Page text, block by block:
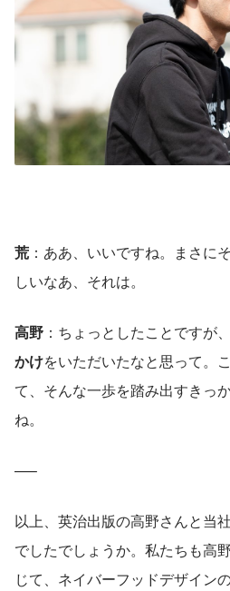
荒 ：ああ、いいですね。まさに
しいなあ、それは。
高野 ：ちょっとしたことですが、
かけをいただいたなと思って。
て、そんな一歩を踏み出すきっ
ね。
—–
以上、英治出版の高野さんと当
でしたでしょうか。私たちも高
じて、ネイバーフッドデザイン